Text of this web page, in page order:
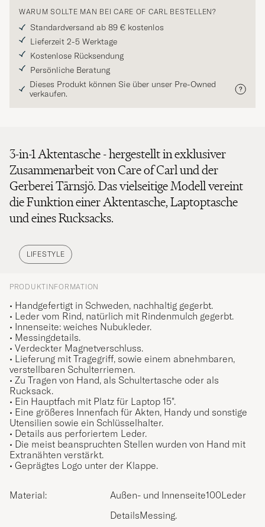
WARUM SOLLTE MAN BEI CARE OF CARL BESTELLEN?
Standardversand ab 89 € kostenlos
Lieferzeit 2-5 Werktage
Kostenlose Rücksendung
Persönliche Beratung
Dieses Produkt können Sie über unser Pre-Owned
verkaufen.
3-in-1 Aktentasche - hergestellt in exklusiver
Zusammenarbeit von Care of Carl und der
Gerberei Tärnsjö. Das vielseitige Modell vereint
die Funktion einer Aktentasche, Laptoptasche
und eines Rucksacks.
LIFESTYLE
PRODUKTINFORMATION
• Handgefertigt in Schweden, nachhaltig gegerbt.
• Leder vom Rind, natürlich mit Rindenmulch gegerbt.
• Innenseite: weiches Nubukleder.
• Messingdetails.
• Verdeckter Magnetverschluss.
• Lieferung mit Tragegriff, sowie einem abnehmbaren,
verstellbaren Schulterriemen.
• Zu Tragen von Hand, als Schultertasche oder als
Rucksack.
• Ein Hauptfach mit Platz für Laptop 15".
• Eine größeres Innenfach für Akten, Handy und sonstige
Utensilien sowie ein Schlüsselhalter.
• Details aus perforiertem Leder.
• Die meist beanspruchten Stellen wurden von Hand mit
Extranähten verstärkt.
• Geprägtes Logo unter der Klappe.
Material:
Außen- und Innenseite100Leder
DetailsMessing.